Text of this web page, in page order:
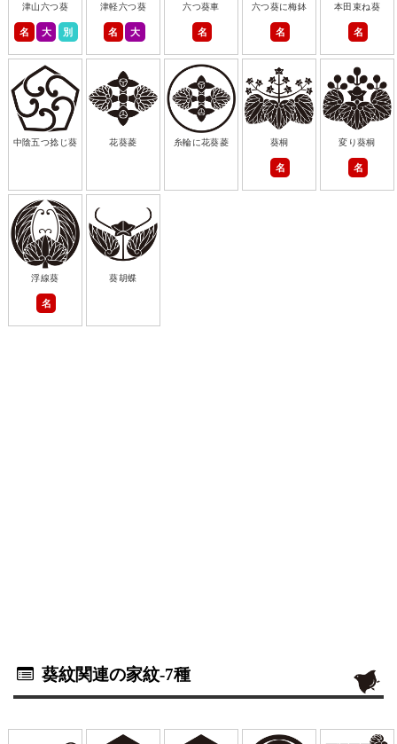
津山六つ葵
名 大 別
津軽六つ葵
名 大
六つ葵車
名
六つ葵に梅鉢
名
本田束ね葵
名
中陰五つ捻じ葵 花葵菱 糸輪に花葵菱 葵桐
名
変り葵桐
名
浮線葵
名
葵胡蝶
葵紋関連の家紋-7種